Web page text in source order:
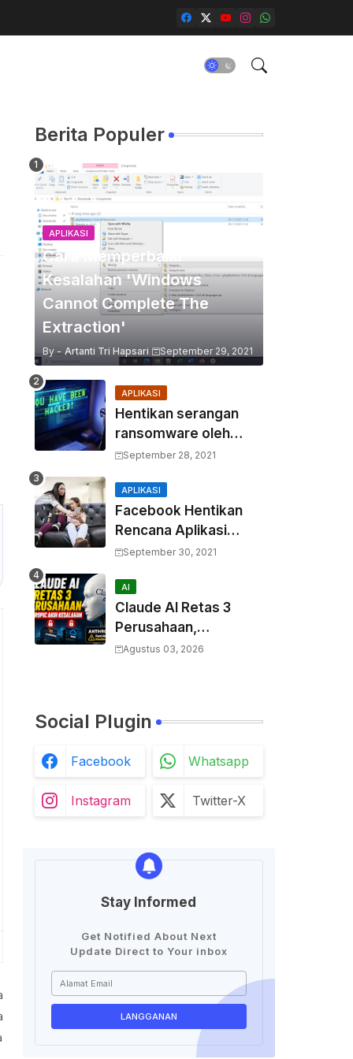
Berita Populer
APLIKASI
Cara Memperbaiki
Kesalahan 'Windows
Cannot Complete The
Extraction'
By - Artanti Tri Hapsari September 29, 2021
APLIKASI
Hentikan serangan
ransomware oleh
hacker! Berikut adalah
September 28, 2021
APLIKASI
Facebook Hentikan
Rencana Aplikasi
Instagram Kids
September 30, 2021
AI
Claude AI Retas 3
Perusahaan,
Anthropic Akui
Agustus 03, 2026
Social Plugin
Facebook Whatsapp
Instagram Twitter-X
Stay Informed
Get Notified About Next
Update Direct to Your inbox